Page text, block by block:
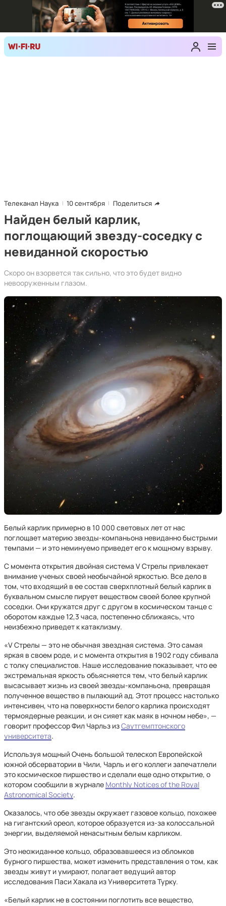
Телеканал Наука 10 сентября Поделиться
Найден белый карлик,
поглощающий звезду-соседку с
невиданной скоростью
Скоро он взорвется так сильно, что это будет видно
невооруженным глазом.
Белый карлик примерно в 10 000 световых лет от нас
поглощает материю звезды-компаньона невиданно быстрыми
темпами — и это неминуемо приведет его к мощному взрыву.
С момента открытия двойная система V Стрелы привлекает
внимание ученых своей необычайной яркостью. Все дело в
том, что входящий в ее состав сверхплотный белый карлик в
буквальном смысле пирует веществом своей более крупной
соседки. Они кружатся друг с другом в космическом танце с
оборотом каждые 12,3 часа, постепенно сближаясь, что
неизбежно приведет к катаклизму.
«V Стрелы — это не обычная звездная система. Это самая
яркая в своем роде, и с момента открытия в 1902 году сбивала
с толку специалистов. Наше исследование показывает, что ее
экстремальная яркость объясняется тем, что белый карлик
высасывает жизнь из своей звезды-компаньона, превращая
полученное вещество в пылающий ад. Этот процесс настолько
интенсивен, что на поверхности белого карлика происходят
термоядерные реакции, и он сияет как маяк в ночном небе», —
говорит профессор Фил Чарльз изСаутгемптонского
университета.
Используя мощный Очень большой телескоп Европейской
южной обсерватории в Чили, Чарль и его коллеги запечатлели
это космическое пиршество и сделали еще одно открытие, о
котором сообщили в журнале Monthly Notices of the Royal
Astronomical Society.
Оказалось, что обе звезды окружает газовое кольцо, похожее
на гигантский ореол, которое образуется из-за колоссальной
энергии, выделяемой ненасытным белым карликом.
Это неожиданное кольцо, образовавшееся из обломков
бурного пиршества, может изменить представления о том, как
звезды живут и умирают, полагает ведущий автор
исследования Паси Хакала из Университета Турку.
«Белый карлик не в состоянии поглотить все вещество,